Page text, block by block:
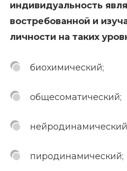
индивидуальность
востребованной и
личности на таких
биохимический;
общесоматический;
пиродинамический;